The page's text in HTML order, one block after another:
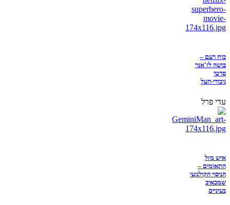
כוח רעם –
בושה לז'אנר
סרטי
גיבורי-העל
עדי פרל
איש מזל
התאומים –
הניסוי הקולנועי
שמכאיב
בעיניים